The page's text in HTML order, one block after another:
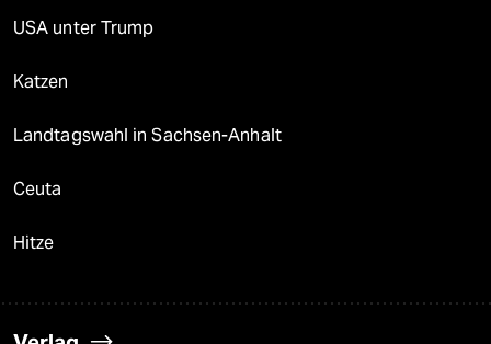
USA unter Trump
Katzen
Landtagswahl in Sachsen-Anhalt
Ceuta
Hitze